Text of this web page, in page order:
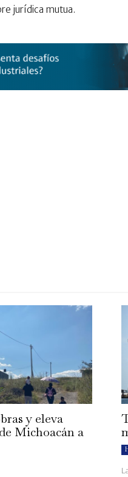
jurídica mutua.
y eleva
Michoacán a